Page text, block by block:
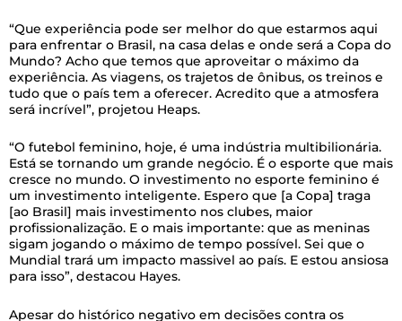
“Que experiência pode ser melhor do que estarmos aqui
para enfrentar o Brasil, na casa delas e onde será a Copa do
Mundo? Acho que temos que aproveitar o máximo da
experiência. As viagens, os trajetos de ônibus, os treinos e
tudo que o país tem a oferecer. Acredito que a atmosfera
será incrível”, projetou Heaps.
“O futebol feminino, hoje, é uma indústria multibilionária.
Está se tornando um grande negócio. É o esporte que mais
cresce no mundo. O investimento no esporte feminino é
um investimento inteligente. Espero que [a Copa] traga
[ao Brasil] mais investimento nos clubes, maior
profissionalização. E o mais importante: que as meninas
sigam jogando o máximo de tempo possível. Sei que o
Mundial trará um impacto massivel ao país. E estou ansiosa
para isso”, destacou Hayes.
Apesar do histórico negativo em decisões contra os